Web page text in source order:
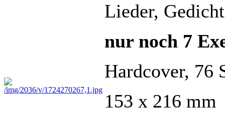
Lieder,
nur noch 7
Hardcover, 76
153 x 216 mm